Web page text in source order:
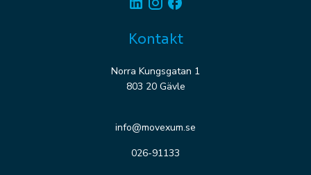
Kontakt
Norra Kungsgatan 1
803 20 Gävle
info@movexum.se
026-91133